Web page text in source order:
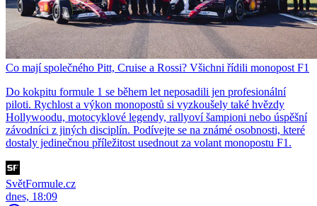
Co mají společného Pitt, Cruise a Rossi? Všichni řídili monopost F1
Do kokpitu formule 1 se během let neposadili jen profesionální
piloti. Rychlost a výkon monopostů si vyzkoušely také hvězdy
Hollywoodu, motocyklové legendy, rallyoví šampioni nebo úspěšní
závodníci z jiných disciplín. Podívejte se na známé osobnosti, které
dostaly jedinečnou příležitost usednout za volant monopostu F1.
SvětFormule.cz
dnes, 18:09